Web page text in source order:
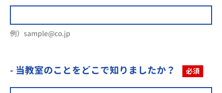
例）sample@co.jp
- 当教室のことをどこで知りましたか？ 必須